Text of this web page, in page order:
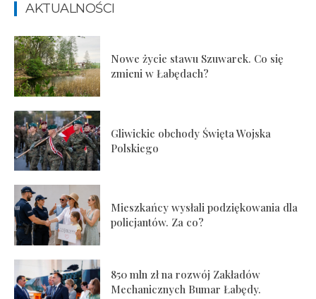
AKTUALNOŚCI
Nowe życie stawu Szuwarek. Co się
zmieni w Łabędach?
Gliwickie obchody Święta Wojska
Polskiego
Mieszkańcy wysłali podziękowania dla
policjantów. Za co?
850 mln zł na rozwój Zakładów
Mechanicznych Bumar Łabędy.